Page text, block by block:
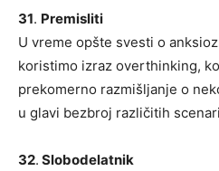
31. Premisliti
U vreme opšte svesti o
koristimo izraz overthinking,
prekomerno razmišljanje o
u glavi bezbroj različitih
32. Slobodelatnik